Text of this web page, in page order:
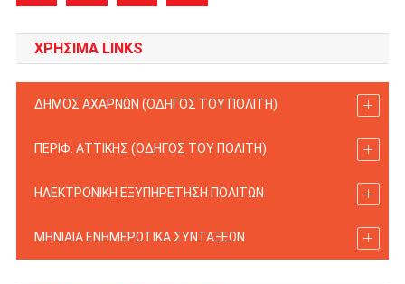
ΧΡΗΣΙΜΑ LINKS
ΔΗΜΟΣ ΑΧΑΡΝΩΝ (ΟΔΗΓΟΣ TOY ΠΟΛΙΤΗ)
ΠΕΡΙΦ. ΑΤΤΙΚΗΣ (ΟΔΗΓΟΣ TOY ΠΟΛΙΤΗ)
ΗΛΕΚΤΡΟΝΙΚΗ ΕΞΥΠΗΡΕΤΗΣΗ ΠΟΛΙΤΩΝ
ΜΗΝΙΑΙΑ ΕΝΗΜΕΡΩΤΙΚΑ ΣΥΝΤΑΞΕΩΝ